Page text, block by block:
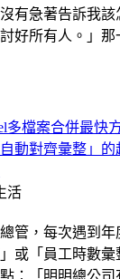
有急著告訴我該
好所有人。」
多檔案合併最快
動對齊彙整」
活
管，每次遇到年
或「員工時數
：「明明總公